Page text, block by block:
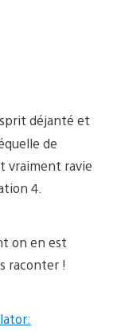
déjanté et
de
vraiment ravie
4.
on en est
raconter !